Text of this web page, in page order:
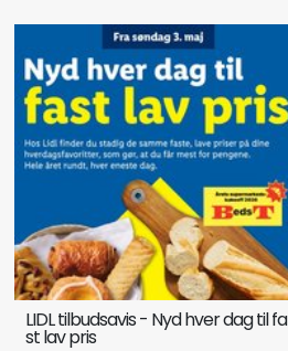
LIDL tilbudsavis - Nyd hver dag til fa
st lav pris